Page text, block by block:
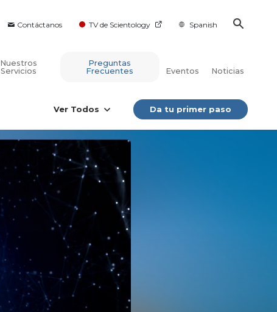
Contáctanos TV de Scientology Spanish
Nuestros
Servicios
Preguntas
Frecuentes
Eventos Noticias
Ver Todos Da tu primer paso